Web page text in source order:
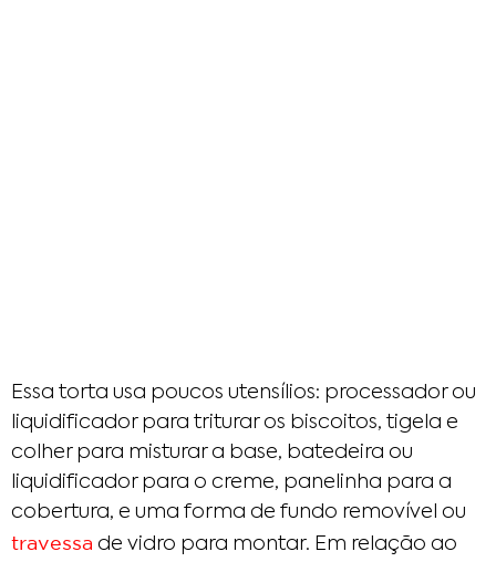
Essa torta usa poucos utensílios: processador ou
liquidificador para triturar os biscoitos, tigela e
colher para misturar a base, batedeira ou
liquidificador para o creme, panelinha para a
cobertura, e uma forma de fundo removível ou
travessa de vidro para montar. Em relação ao